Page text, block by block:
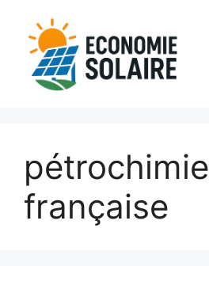
contenu
pétrochimie
française